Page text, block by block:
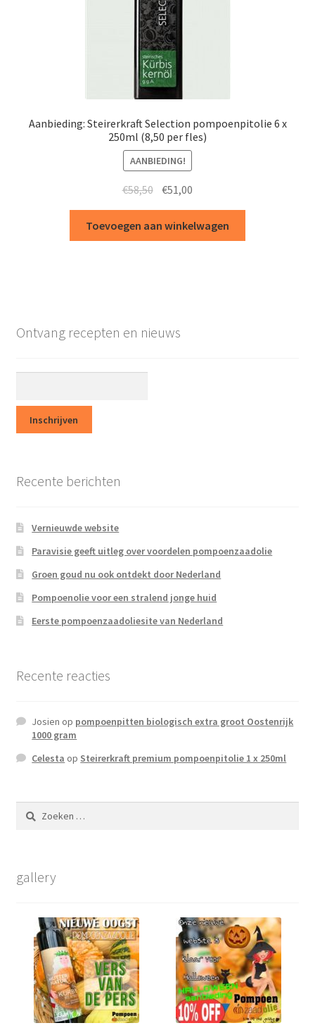
Aanbieding: Steirerkraft Selection pompoenpitolie 6 x
250ml (8,50 per fles)
AANBIEDING!
€58,50 Oorspronkelijke
was:
€58,50.
€51,00
is:
€51,00.
Toevoegen aan winkelwagen
Ontvang recepten en nieuws
Recente berichten
Vernieuwde website
Paravisie geeft uitleg over voordelen pompoenzaadolie
Groen goud nu ook ontdekt door Nederland
Pompoenolie voor een stralend jonge huid
Eerste pompoenzaadoliesite van Nederland
Recente reacties
Josien op pompoenpitten biologisch extra groot Oostenrijk
1000 gram
Celesta op Steirerkraft premium pompoenpitolie 1 x 250ml
Zoeken
naar:
gallery